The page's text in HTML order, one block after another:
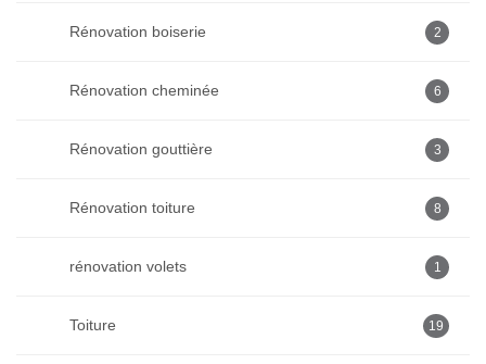
Rénovation boiserie 2
Rénovation cheminée 6
Rénovation gouttière 3
Rénovation toiture 8
rénovation volets 1
Toiture 19